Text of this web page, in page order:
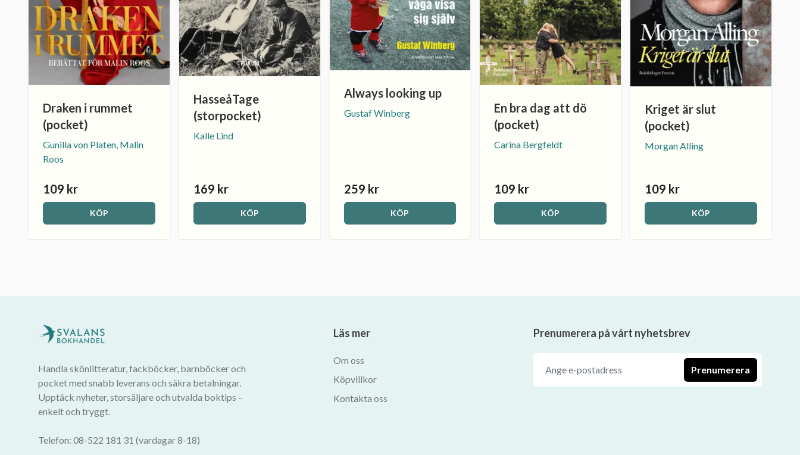
Draken i rummet
(pocket)
Gunilla von Platen, Malin
Roos
109 kr
KÖP
HasseåTage
(storpocket)
Kalle Lind
169 kr
KÖP
Always looking up
Gustaf Winberg
259 kr
KÖP
En bra dag att dö
(pocket)
Carina Bergfeldt
109 kr
KÖP
Kriget är slut
(pocket)
Morgan Alling
109 kr
KÖP
Handla skönlitteratur, fackböcker, barnböcker och
pocket med snabb leverans och säkra betalningar.
Upptäck nyheter, storsäljare och utvalda boktips –
enkelt och tryggt.
Telefon: 08-522 181 31 (vardagar 8-18)
Läs mer
Om oss
Köpvillkor
Kontakta oss
Prenumerera på vårt nyhetsbrev
Prenumerera